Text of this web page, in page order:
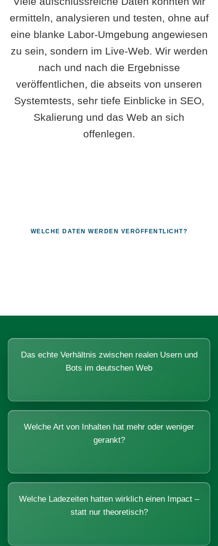
ermitteln, analysieren und testen, ohne auf
eine blanke Labor-Umgebung angewiesen
zu sein, sondern im Live-Web. Wir werden
nach und nach die Ergebnisse
veröffentlichen, die abseits von unseren
Systemtests, sehr tiefe Einblicke in SEO,
Skalierung und das Web an sich
offenlegen.
WELCHE DATEN WERDEN VERÖFFENTLICHT?
Das echte Verhältnis zwischen realen Usern und
Bots im deutschen Web
Welche Art von Inhalten hat mehr oder weniger
gerankt?
Welche Ladezeiten hatten wirklich einen Impact –
statt nur theoretisch?